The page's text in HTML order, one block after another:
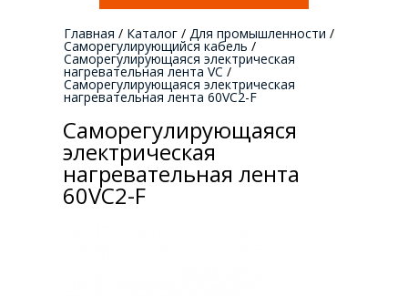
Главная / Каталог / Для промышленности /
Саморегулирующийся кабель /
Cаморегулирующаяся электрическая
нагревательная лента VC /
Саморегулирующаяся электрическая
нагревательная лента 60VC2-F
Саморегулирующаяся
электрическая
нагревательная лента
60VC2-F